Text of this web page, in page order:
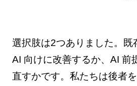
選択肢は2つありました。既
AI 向けに改善するか、AI 前
直すかです。私たちは後者